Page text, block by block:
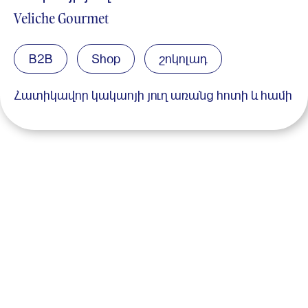
Veliche Gourmet
B2B Shop շոկոլադ
Հատիկավոր կակաոյի յուղ առանց հոտի և համի